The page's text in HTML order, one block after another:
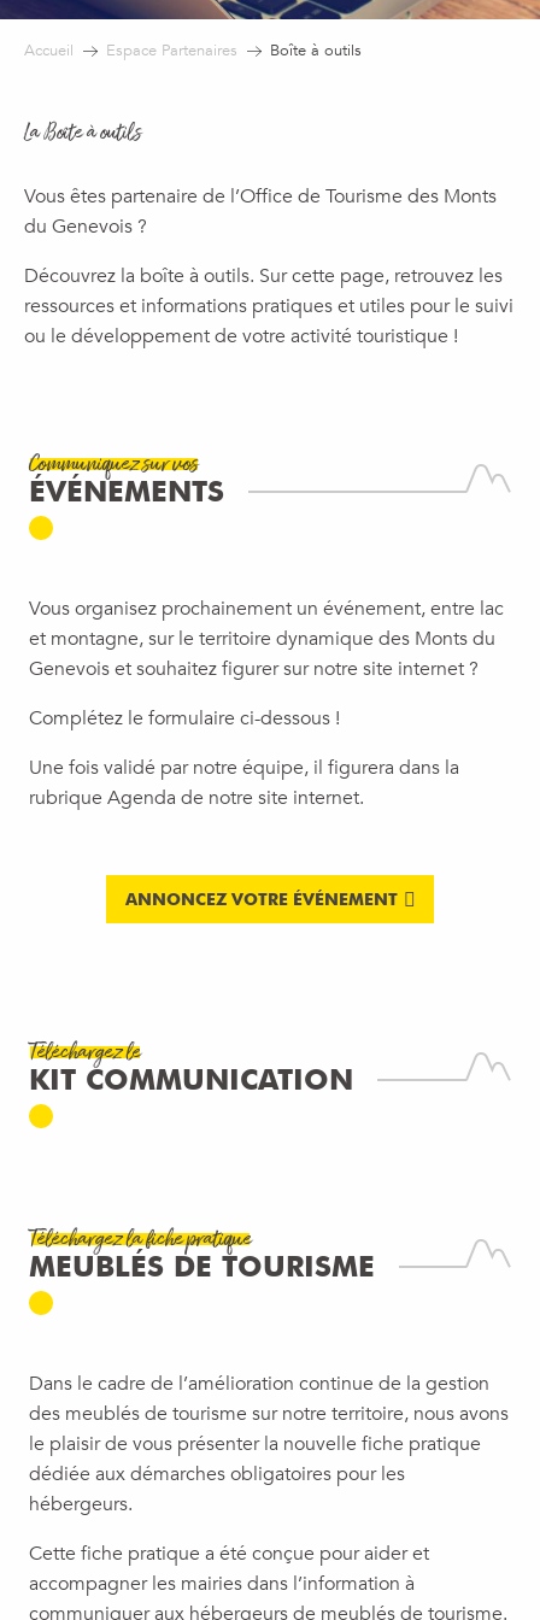
Accueil Espace Partenaires Boîte à outils
La Boîte à outils
Vous êtes partenaire de l’Office de Tourisme des Monts
du Genevois ?
Découvrez la boîte à outils. Sur cette page, retrouvez les
ressources et informations pratiques et utiles pour le suivi
ou le développement de votre activité touristique !
Communiquez sur vos
ÉVÉNEMENTS
Vous organisez prochainement un événement, entre lac
et montagne, sur le territoire dynamique des Monts du
Genevois et souhaitez figurer sur notre site internet ?
Complétez le formulaire ci-dessous !
Une fois validé par notre équipe, il figurera dans la
rubrique Agenda de notre site internet.
ANNONCEZ VOTRE ÉVÉNEMENT
Téléchargez le
KIT COMMUNICATION
LA MARQUE LES MONTS DU
Cruseilles a rejoint Annemasse Agglo et la...
Téléchargez la fiche pratique
MEUBLÉS DE TOURISME
Dans le cadre de l’amélioration continue de la gestion
des meublés de tourisme sur notre territoire, nous avons
le plaisir de vous présenter la nouvelle fiche pratique
dédiée aux démarches obligatoires pour les
hébergeurs.
Cette fiche pratique a été conçue pour aider et
accompagner les mairies dans l’information à
communiquer aux hébergeurs de meublés de tourisme.